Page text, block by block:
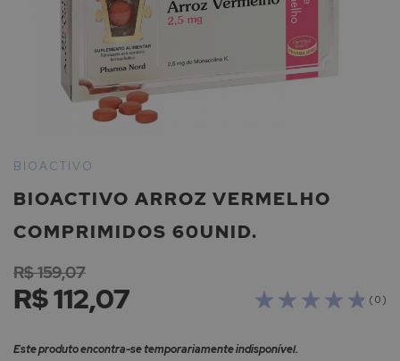
para
início
Galeria
imagens
BIOACTIVO ARROZ VERMELHO
COMPRIMIDOS 60UNID.
BIOACTIVO
( 0 )
R$ 112,07
R$ 159,07
Este produto encontra-se temporariamente indisponível.